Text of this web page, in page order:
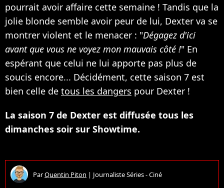
pourrait avoir affaire cette semaine ! Tandis que la
jolie blonde semble avoir peur de lui, Dexter va se
montrer violent et le menacer : "Dégagez d'ici
avant que vous ne voyez mon mauvais côté !" En
espérant que celui ne lui apporte pas plus de
soucis encore... Décidément, cette saison 7 est
bien celle de tous les dangers pour Dexter !
La saison 7 de Dexter est diffusée tous les
dimanches soir sur Showtime.
ParQuentin Piton | Journaliste Séries - Ciné